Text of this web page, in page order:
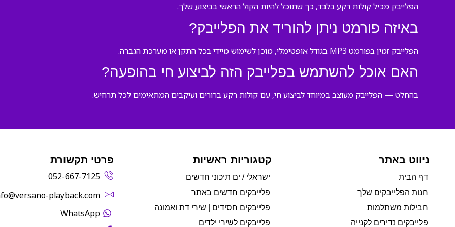
הפלייבק מכיל קולות רקע בלבד, כך שתוכל להיות הקול הראשי בביצוע שלך.
באיזה פורמט ניתן להוריד את הפלייבק?
הפלייבק זמין בפורמט MP3 בגודל אופטימלי, מוכן לשימוש מיידי בכל התקן או מערכת הגברה.
האם אוכל להשתמש בפלייבק הזה לביצוע חי בהופעה?
בהחלט — הפלייבק מעוצב במיוחד לביצוע חי, עם קולות רקע ברורים ועיקבים המתאימים לכל תרחיש.
ניווט באתר
דף הבית
חנות הפלייבקים שלך
חבילות משתלמות
פלייבקים נדירים לקנייה
קטגוריות ראשיות
ישראלי / ים תיכוני חדשים
פלייבקים חדשים באתר
פלייבקים חסידים | שירי דת ואמונה
פלייבקים לשירי ילדים
פרטי תקשורת
052-667-7125
playback.com‬
WhatsApp